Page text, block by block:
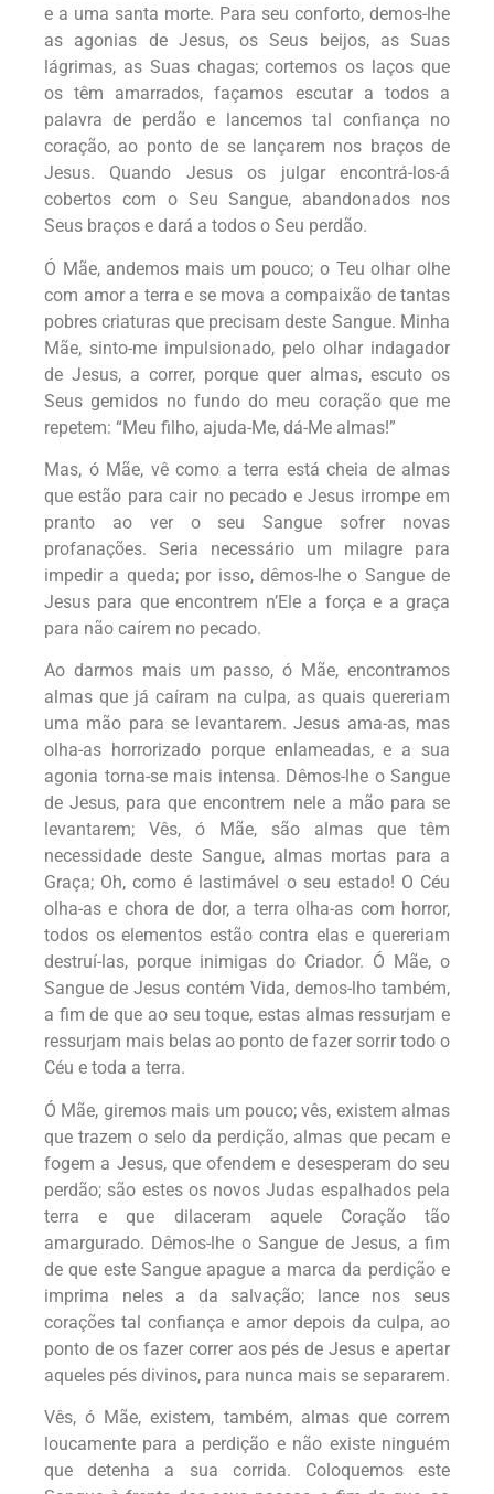
e a uma santa morte. Para seu conforto, demos-lhe
as agonias de Jesus, os Seus beijos, as Suas
lágrimas, as Suas chagas; cortemos os laços que
os têm amarrados, façamos escutar a todos a
palavra de perdão e lancemos tal confiança no
coração, ao ponto de se lançarem nos braços de
Jesus. Quando Jesus os julgar encontrá-los-á
cobertos com o Seu Sangue, abandonados nos
Seus braços e dará a todos o Seu perdão.
Ó Mãe, andemos mais um pouco; o Teu olhar olhe
com amor a terra e se mova a compaixão de tantas
pobres criaturas que precisam deste Sangue. Minha
Mãe, sinto-me impulsionado, pelo olhar indagador
de Jesus, a correr, porque quer almas, escuto os
Seus gemidos no fundo do meu coração que me
repetem: “Meu filho, ajuda-Me, dá-Me almas!”
Mas, ó Mãe, vê como a terra está cheia de almas
que estão para cair no pecado e Jesus irrompe em
pranto ao ver o seu Sangue sofrer novas
profanações. Seria necessário um milagre para
impedir a queda; por isso, dêmos-lhe o Sangue de
Jesus para que encontrem n’Ele a força e a graça
para não caírem no pecado.
Ao darmos mais um passo, ó Mãe, encontramos
almas que já caíram na culpa, as quais quereriam
uma mão para se levantarem. Jesus ama-as, mas
olha-as horrorizado porque enlameadas, e a sua
agonia torna-se mais intensa. Dêmos-lhe o Sangue
de Jesus, para que encontrem nele a mão para se
levantarem; Vês, ó Mãe, são almas que têm
necessidade deste Sangue, almas mortas para a
Graça; Oh, como é lastimável o seu estado! O Céu
olha-as e chora de dor, a terra olha-as com horror,
todos os elementos estão contra elas e quereriam
destruí-las, porque inimigas do Criador. Ó Mãe, o
Sangue de Jesus contém Vida, demos-lho também,
a fim de que ao seu toque, estas almas ressurjam e
ressurjam mais belas ao ponto de fazer sorrir todo o
Céu e toda a terra.
Ó Mãe, giremos mais um pouco; vês, existem almas
que trazem o selo da perdição, almas que pecam e
fogem a Jesus, que ofendem e desesperam do seu
perdão; são estes os novos Judas espalhados pela
terra e que dilaceram aquele Coração tão
amargurado. Dêmos-lhe o Sangue de Jesus, a fim
de que este Sangue apague a marca da perdição e
imprima neles a da salvação; lance nos seus
corações tal confiança e amor depois da culpa, ao
ponto de os fazer correr aos pés de Jesus e apertar
aqueles pés divinos, para nunca mais se separarem.
Vês, ó Mãe, existem, também, almas que correm
loucamente para a perdição e não existe ninguém
que detenha a sua corrida. Coloquemos este